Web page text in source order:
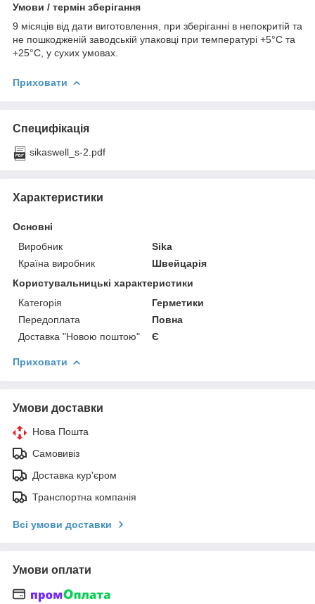
Умови / термін зберігання
9 місяців від дати виготовлення, при зберіганні в непокритій та
не пошкодженій заводській упаковці при температурі +5°C та
+25°C, у сухих умовах.
Приховати
Специфікація
sikaswell_s-2.pdf
Характеристики
Основні
Виробник
Sika
Країна виробник
Швейцарія
Користувальницькі характеристики
Категорія
Герметики
Передоплата
Повна
Доставка "Новою поштою"
Є
Приховати
Умови доставки
Нова Пошта
Самовивіз
Доставка кур'єром
Транспортна компанія
Всі умови доставки
Умови оплати